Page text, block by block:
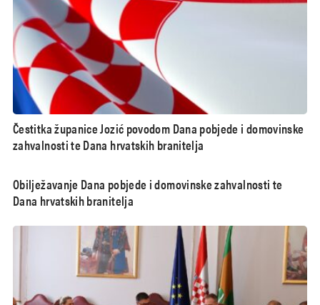
Čestitka županice Jozić povodom Dana pobjede i domovinske
zahvalnosti te Dana hrvatskih branitelja
Obilježavanje Dana pobjede i domovinske zahvalnosti te
Dana hrvatskih branitelja